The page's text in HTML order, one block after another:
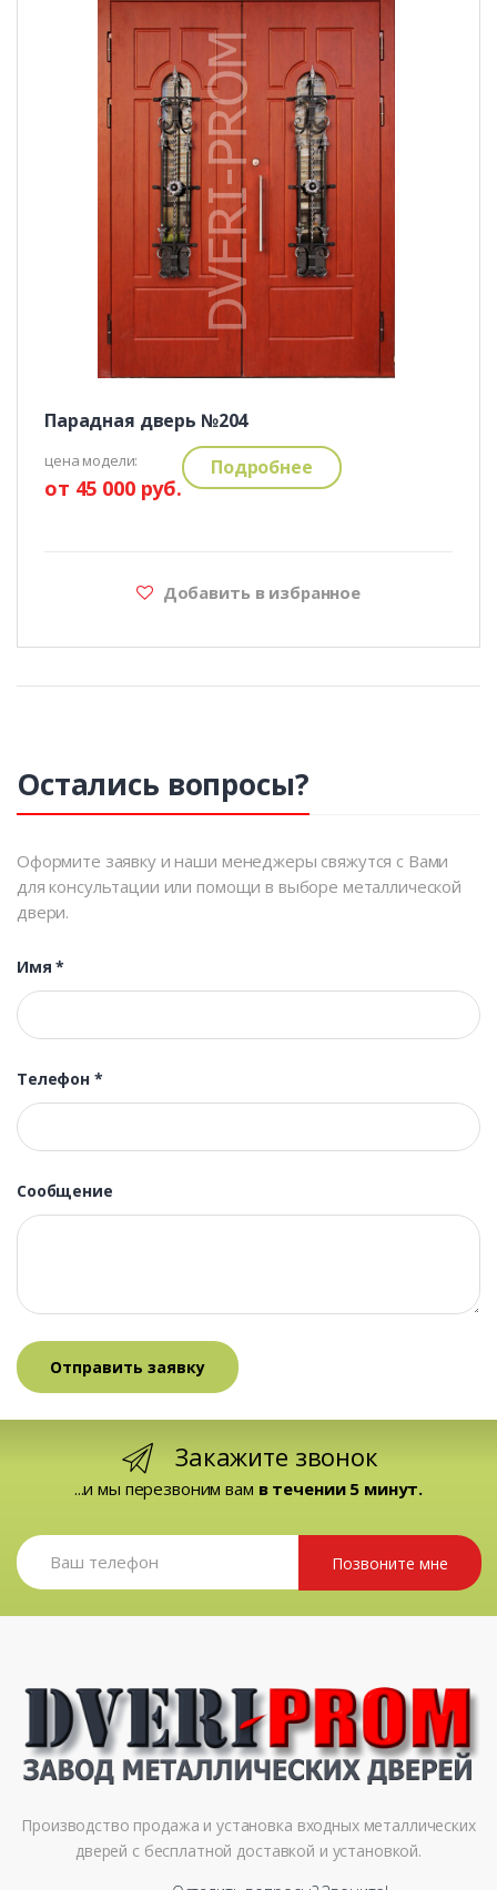
Парадная дверь №204
цена модели:
от 45 000 руб.
Подробнее
Добавить в избранное
Остались вопросы?
Оформите заявку и наши менеджеры свяжутся с Вами
для консультации или помощи в выборе металлической
двери.
Имя*
Телефон *
Сообщение
Закажите звонок
...и мы перезвоним вам в течении 5 минут.
Позвоните мне
Производство продажа и установка входных металлических
дверей с бесплатной доставкой и установкой.